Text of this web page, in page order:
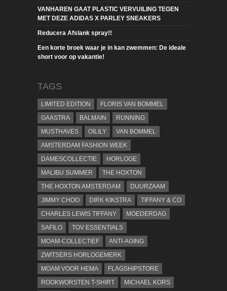
VANHAREN GAAT PLASTIC VERVUILING TEGEN
MET DEZE ADIDAS X PARLEY SNEAKERS
Reducera Afslank spray!!
Een korte broek waar je in kan zwemmen: De ideale
short voor op vakantie!
TAGS
LIMITED EDITION
FLORIS VAN BOMMEL
GAASTRA
BALMAIN
RUNNING
MUSTHAVES
OILILY
VAN BOMMEL
AMSTERDAM FASHION WEEK
DAMESCOLLECTIE
HORLOGE
MALIBU SUMMER
THE HOXTON
THE HOXTON AMSTERDAM
DUURZAAM
JIMMY CHOO
DIRK KIKSTRA
TIFFANY & CO
CHARLES LEWIS TIFFANY
MOEDERDAG
SAFILO
TOV ESSENTIALS
MOAM-COLLECTIEF
ANTI-AGING
ZWITSERS HORLOGEMERK
MOAM VOOR HEMA
FLAGSHIPSTORE
ROOKWORSTEN T-SHIRT
MICHAEL KORS